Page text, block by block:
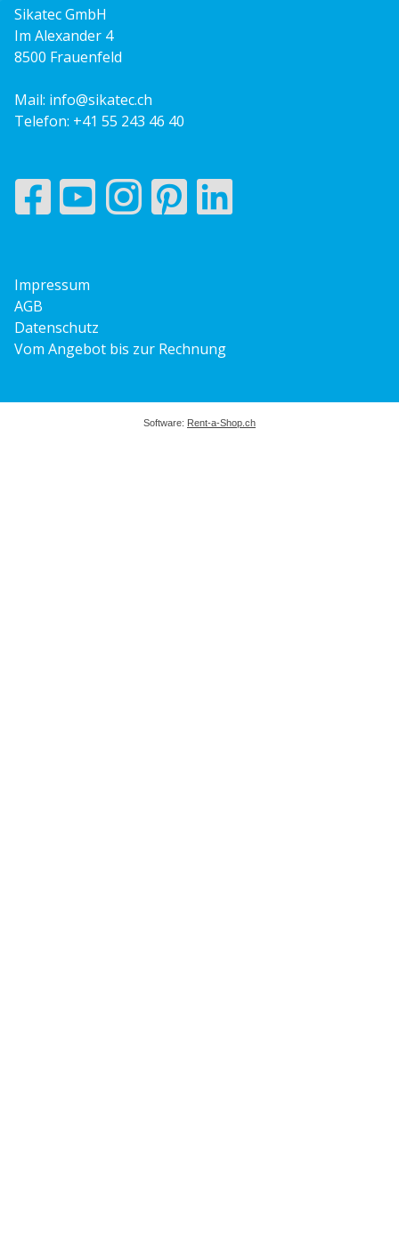
Sikatec GmbH
Im Alexander 4
8500 Frauenfeld
Mail: info@sikatec.ch
Telefon: +41 55 243 46 40
Impressum
AGB
Datenschutz
Vom Angebot bis zur Rechnung
Software: Rent-a-Shop.ch